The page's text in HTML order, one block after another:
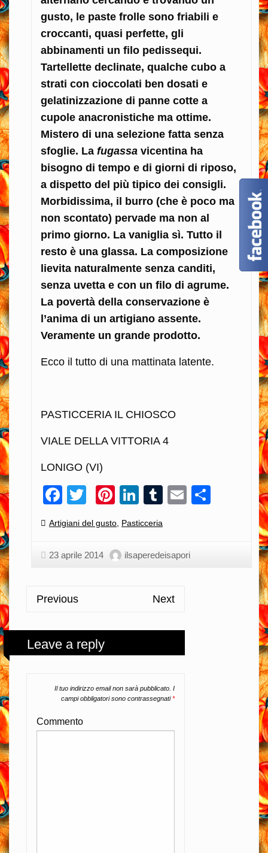
gusto, le paste frolle sono friabili e
croccanti, quasi perfette, gli
abbinamenti un filo pedissequi.
Tartellette declinate, qualche cubo a
strati con cioccolati ben dosati e
gelatinizzazione di panne cotte a
cupole anacronistiche ma ottime.
Mistero di una selezione fatta senza
sfoglie. La fugassa vicentina ha
bisogno di tempo e di giorni di riposo,
a dispetto del più tipico dei consigli.
Morbidissima, il burro (che è poco ma
non scontato) pervade ma non al
primo giorno. La vaniglia sì. Tutto il
resto è una glassa. La composizione
lievita naturalmente senza canditi,
senza uvetta e con un filo di agrume.
La povertà della conservazione è
l’anima di un artigiano assente.
Veramente un grande prodotto.
Ecco il tutto di una mattinata latente.
PASTICCERIA IL CHIOSCO
VIALE DELLA VITTORIA 4
LONIGO (VI)
Facebook
TwitterPinterest
LinkedIn
Tumblr
Email
Categories:
Artigiani del gusto, Pasticceria
23 aprile 2014 ilsaperedeisapori
Previous Next
Leave a reply
Il tuo indirizzo email non sarà pubblicato. I
campi obbligatori sono contrassegnati*
Commento